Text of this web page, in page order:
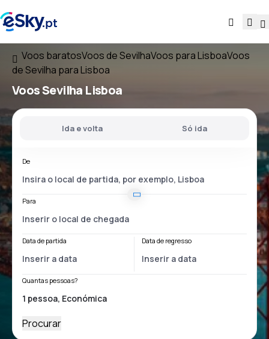
Voos baratosVoos de SevilhaVoos para LisboaVoos
de Sevilha para Lisboa
VoosSevilha Lisboa
Ida e volta Só ida
De
Para
Data de partida Data de regresso
Quantas pessoas?
Procurar